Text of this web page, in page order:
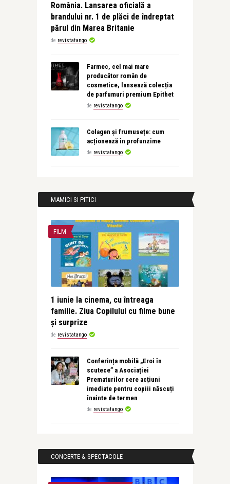
România. Lansarea oficială a
brandului nr. 1 de plăci de îndreptat
părul din Marea Britanie
de revistatango
Farmec, cel mai mare
producător român de
cosmetice, lansează colecția
de parfumuri premium Epithet
de revistatango
Colagen și frumusețe: cum
acționează în profunzime
de revistatango
MAMICI SI PITICI
FILM
1 iunie la cinema, cu întreaga
familie. Ziua Copilului cu filme bune
și surprize
de revistatango
Conferința mobilă „Eroi în
scutece” a Asociației
Prematurilor cere acțiuni
imediate pentru copiii născuți
înainte de termen
de revistatango
CONCERTE & SPECTACOLE